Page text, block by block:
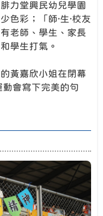
力堂興民幼兒學園
色彩；「師·生·校友
老師、學生、家長
學生打氣。
黃嘉欣小姐在閉幕
會寫下完美的句